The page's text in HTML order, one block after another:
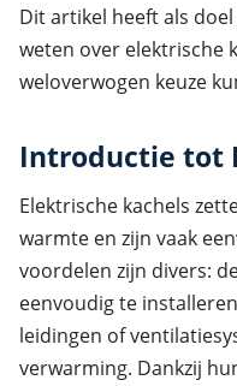
Dit artikel heeft als
weten over elektrische
weloverwogen keuze
Introductie tot
Elektrische kachels
warmte en zijn vaak
voordelen zijn divers:
eenvoudig te
leidingen of
verwarming. Dankzij